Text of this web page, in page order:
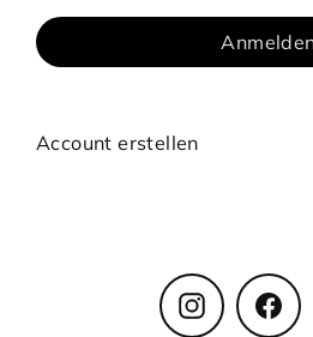
Anmelden
Account erstellen
Instagram